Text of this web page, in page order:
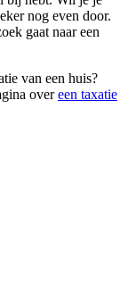
nog even door.
gaat naar een
van een huis?
overeen taxatie